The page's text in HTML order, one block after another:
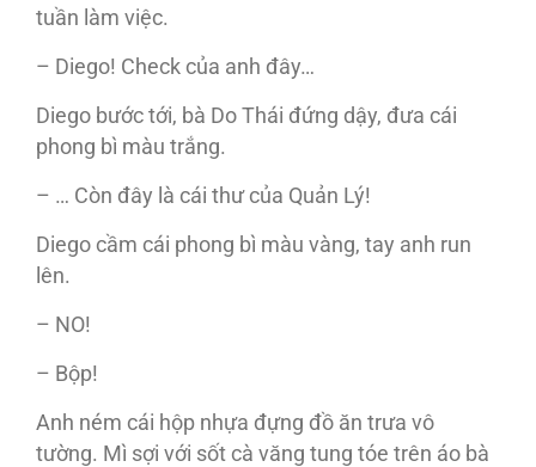
tuần làm việc.
– Diego! Check của anh đây…
Diego bước tới, bà Do Thái đứng dậy, đưa cái
phong bì màu trắng.
– … Còn đây là cái thư của Quản Lý!
Diego cầm cái phong bì màu vàng, tay anh run
lên.
– NO!
– Bộp!
Anh ném cái hộp nhựa đựng đồ ăn trưa vô
tường. Mì sợi với sốt cà văng tung tóe trên áo bà